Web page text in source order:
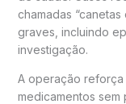
chamadas
graves, incluindo
investigação.
A operação
medicamentos